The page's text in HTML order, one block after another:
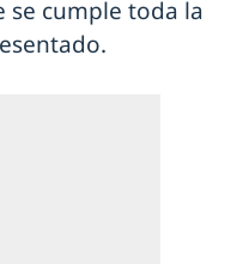
cumple toda la